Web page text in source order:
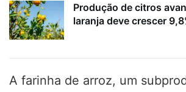
Produção de citros
laranja deve crescer
A farinha de arroz, um